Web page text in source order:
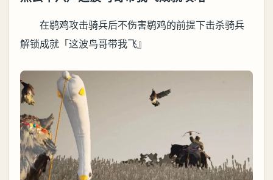
在鹖鸡攻击骑兵后不伤害鹖鸡的前提下击杀骑兵
解锁成就「这波鸟哥带我飞』